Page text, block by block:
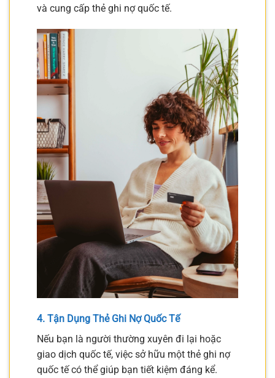
và cung cấp thẻ ghi nợ quốc tế.
4. Tận Dụng Thẻ Ghi Nợ Quốc Tế
Nếu bạn là người thường xuyên đi lại hoặc
giao dịch quốc tế, việc sở hữu một thẻ ghi nợ
quốc tế có thể giúp bạn tiết kiệm đáng kể.